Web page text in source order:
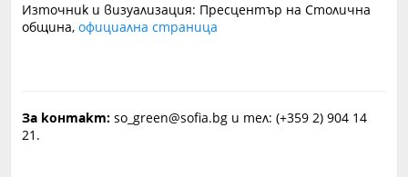
Източник и визуализация: Пресцентър на Столична
община, официална страница
За контакт: so_green@sofia.bg и тел: (+359 2) 904 14
21.